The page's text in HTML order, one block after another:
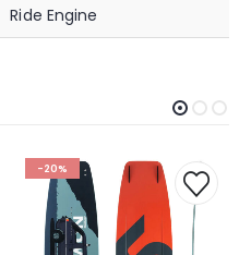
Ride Engine
-20%